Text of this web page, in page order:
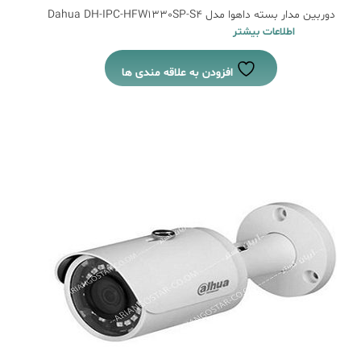
دوربین مدار بسته داهوا مدل Dahua DH-IPC-HFW1330SP-S4
اطلاعات بیشتر
افزودن به علاقه مندی ها